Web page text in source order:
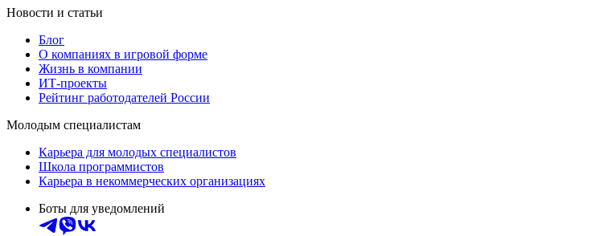
Новости и статьи
Блог
О компаниях в игровой форме
Жизнь в компании
ИТ-проекты
Рейтинг работодателей России
Молодым специалистам
Карьера для молодых специалистов
Школа программистов
Карьера в некоммерческих организациях
Боты для уведомлений